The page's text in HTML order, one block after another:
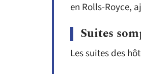
en Rolls-Royce,
Suites
Les suites des